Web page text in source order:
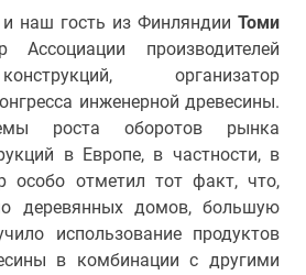
и наш гость из Финляндии Томи
Ассоциации производителей
организатор
инженерной древесины.
роста оборотов рынка
в Европе, в частности, в
особо отметил тот факт, что,
деревянных домов, большую
использование продуктов
в комбинации с другими